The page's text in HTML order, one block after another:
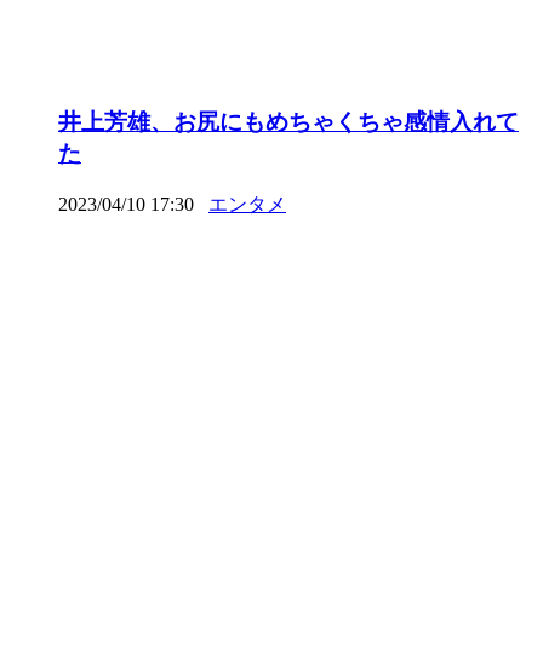
井上芳雄、お尻にもめちゃくちゃ感情入れて
た
2023/04/10 17:30 エンタメ